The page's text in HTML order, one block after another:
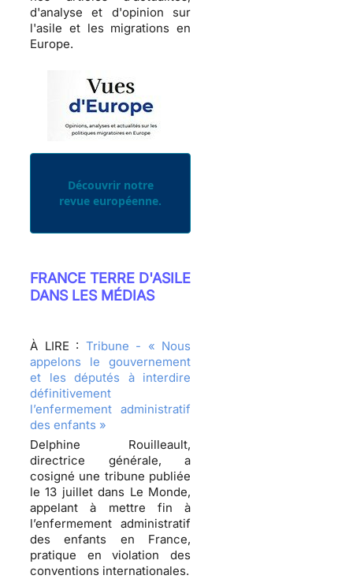
d'analyse et d'opinion sur
l'asile et les migrations en
Europe.
Découvrir notre
revue européenne.
FRANCE TERRE D'ASILE
DANS LES MÉDIAS
À LIRE : Tribune - « Nous
appelons le gouvernement
et les députés à interdire
définitivement
l’enfermement administratif
des enfants »
Delphine Rouilleault,
directrice générale, a
cosigné une tribune publiée
le 13 juillet dans Le Monde,
appelant à mettre fin à
l’enfermement administratif
des enfants en France,
pratique en violation des
conventions internationales.